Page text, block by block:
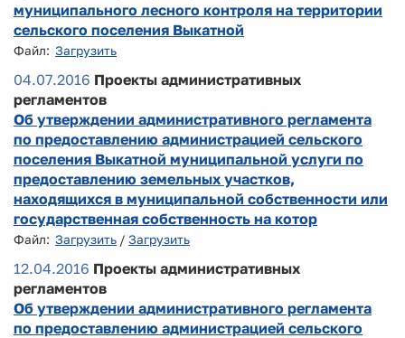
муниципального лесного контроля на территории
сельского поселения Выкатной
Файл: Загрузить
04.07.2016 Проекты административных
регламентов
Об утверждении административного регламента
по предоставлению администрацией сельского
поселения Выкатной муниципальной услуги по
предоставлению земельных участков,
находящихся в муниципальной собственности или
государственная собственность на котор
Файл: Загрузить / Загрузить
12.04.2016 Проекты административных
регламентов
Об утверждении административного регламента
по предоставлению администрацией сельского